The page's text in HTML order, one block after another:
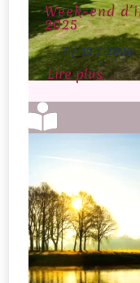
Week-end
2025
→7 / 12 / 2024
Lire plus
